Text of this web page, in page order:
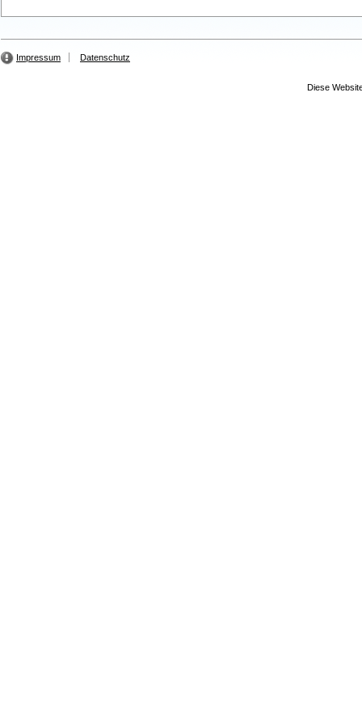
Impressum Datenschutz
Diese